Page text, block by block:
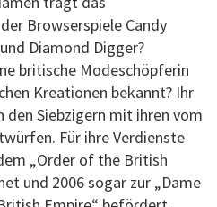
Browserspiele Candy
Diamond Digger?
britische Modeschöpferin
Kreationen bekannt? Ihr
den Siebzigern mit ihren vom
Für ihre Verdienste
„Order of the British
und 2006 sogar zur „Dame